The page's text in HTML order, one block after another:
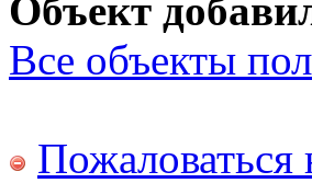
Объект
Все объекты